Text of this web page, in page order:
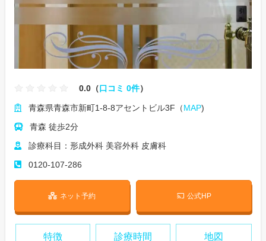
0.0（口コミ 0件）
青森県青森市新町1-8-8アセントビル3F（MAP)
青森 徒歩2分
診療科目：形成外科 美容外科 皮膚科
0120-107-286
ネット予約 公式HP
特徴 診療時間 地図